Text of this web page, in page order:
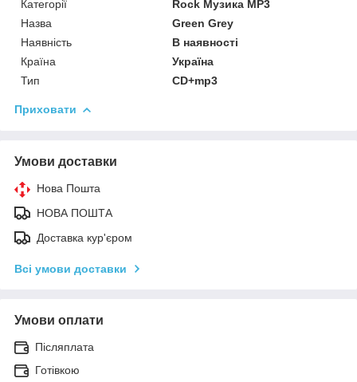
Категорії
Rock Музика MP3
Назва
Green Grey
Наявність
В наявності
Країна
Україна
Тип
CD+mp3
Приховати
Умови доставки
Нова Пошта
НОВА ПОШТА
Доставка кур'єром
Всі умови доставки
Умови оплати
Післяплата
Готівкою